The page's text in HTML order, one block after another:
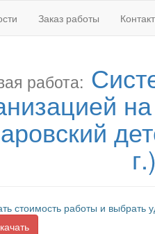
Заказ работы
работа:
г.)
стоимость работы и